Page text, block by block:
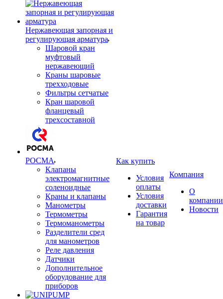
Нержавеющая запорная и
регулирующая арматура
Шаровой кран
муфтовый
нержавеющий
Краны шаровые
трехходовые
Фильтры сетчатые
Кран шаровой
фланцевый
трехсоставной
РОСМА
Клапаны
электромагнитные
соленоидные
Краны и клапаны
Манометры
Термометры
Термоманометры
Разделители сред
для манометров
Реле давления
Датчики
Дополнительное
оборудование для
приборов
Как купить
Условия
оплаты
Условия
доставки
Гарантия
на товар
Компания
О
компании
Новости